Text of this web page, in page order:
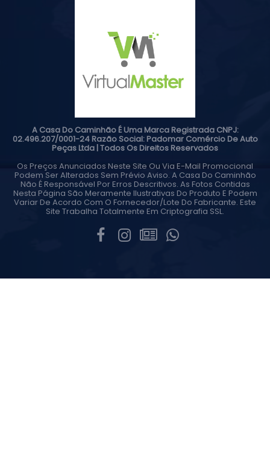
A Casa Do Caminhão É Uma Marca Registrada CNPJ:
02.496.207/0001-24 Razão Social: Padomar Comércio De Auto
Peças Ltda | Todos Os Direitos Reservados
Os Preços Anunciados Neste Site Ou Via E-Mail Promocional
Podem Ser Alterados Sem Prévio Aviso. A Casa Do Caminhão
Não É Responsável Por Erros Descritivos. As Fotos Contidas
Nesta Página São Meramente Ilustrativas Do Produto E Podem
Variar De Acordo Com O Fornecedor/lote Do Fabricante. Este
Site Trabalha Totalmente Em Criptografia SSL.